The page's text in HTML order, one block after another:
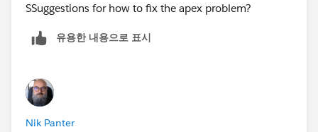
SSuggestions for how to fix the apex problem?
유용한 내용으로 표시
Nik Panter